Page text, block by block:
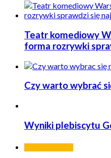
Teatr komediowy
forma rozrywki
Czy warto wybrać
Wyniki plebiscytu